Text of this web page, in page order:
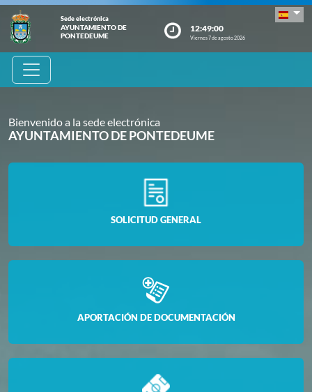
Sede electrónica
AYUNTAMIENTO DE
PONTEDEUME
12:49:01
Viernes 7 de agosto 2026
Bienvenido a la sede electrónica
AYUNTAMIENTO DE PONTEDEUME
SOLICITUD GENERAL
APORTACIÓN DE DOCUMENTACIÓN